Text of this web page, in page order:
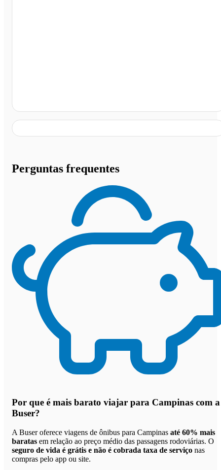
Perguntas frequentes
Por que é mais barato viajar para Campinas com a
Buser?
A Buser oferece viagens de ônibus para Campinas até 60% mais
baratas em relação ao preço médio das passagens rodoviárias. O
seguro de vida é grátis e não é cobrada taxa de serviço nas
compras pelo app ou site.